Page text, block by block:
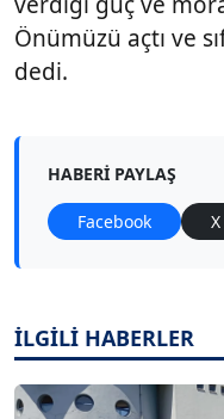
Önümüzü açtı ve
dedi.
HABERI PAYLAŞ
Facebook X
İLGİLİ HABERLER